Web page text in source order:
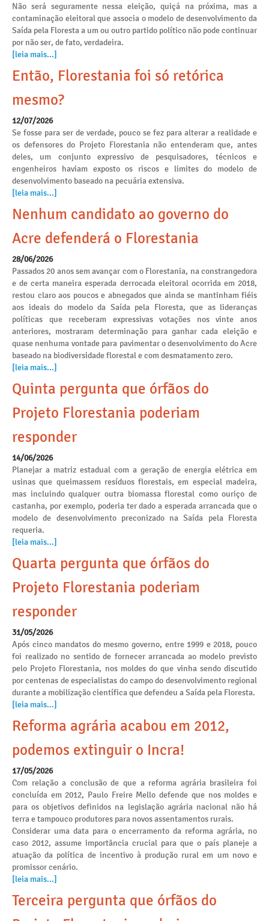
Não será seguramente nessa eleição, quiçá na próxima, mas a
contaminação eleitoral que associa o modelo de desenvolvimento da
Saída pela Floresta a um ou outro partido político não pode continuar
por não ser, de fato, verdadeira.
[leia mais...]
Então, Florestania foi só retórica
mesmo?
12/07/2026
Se fosse para ser de verdade, pouco se fez para alterar a realidade e
os defensores do Projeto Florestania não entenderam que, antes
deles, um conjunto expressivo de pesquisadores, técnicos e
engenheiros haviam exposto os riscos e limites do modelo de
desenvolvimento baseado na pecuária extensiva.
[leia mais...]
Nenhum candidato ao governo do
Acre defenderá o Florestania
28/06/2026
Passados 20 anos sem avançar com o Florestania, na constrangedora
e de certa maneira esperada derrocada eleitoral ocorrida em 2018,
restou claro aos poucos e abnegados que ainda se mantinham fiéis
aos ideais do modelo da Saída pela Floresta, que as lideranças
políticas que receberam expressivas votações nos vinte anos
anteriores, mostraram determinação para ganhar cada eleição e
quase nenhuma vontade para pavimentar o desenvolvimento do Acre
baseado na biodiversidade florestal e com desmatamento zero.
[leia mais...]
Quinta pergunta que órfãos do
Projeto Florestania poderiam
responder
14/06/2026
Planejar a matriz estadual com a geração de energia elétrica em
usinas que queimassem resíduos florestais, em especial madeira,
mas incluindo qualquer outra biomassa florestal como ouriço de
castanha, por exemplo, poderia ter dado a esperada arrancada que o
modelo de desenvolvimento preconizado na Saída pela Floresta
requeria.
[leia mais...]
Quarta pergunta que órfãos do
Projeto Florestania poderiam
responder
31/05/2026
Após cinco mandatos do mesmo governo, entre 1999 e 2018, pouco
foi realizado no sentido de fornecer arrancada ao modelo previsto
pelo Projeto Florestania, nos moldes do que vinha sendo discutido
por centenas de especialistas do campo do desenvolvimento regional
durante a mobilização científica que defendeu a Saída pela Floresta.
[leia mais...]
Reforma agrária acabou em 2012,
podemos extinguir o Incra!
17/05/2026
Com relação a conclusão de que a reforma agrária brasileira foi
concluída em 2012, Paulo Freire Mello defende que nos moldes e
para os objetivos definidos na legislação agrária nacional não há
terra e tampouco produtores para novos assentamentos rurais.
Considerar uma data para o encerramento da reforma agrária, no
caso 2012, assume importância crucial para que o país planeje a
atuação da política de incentivo à produção rural em um novo e
promissor cenário.
[leia mais...]
Terceira pergunta que órfãos do